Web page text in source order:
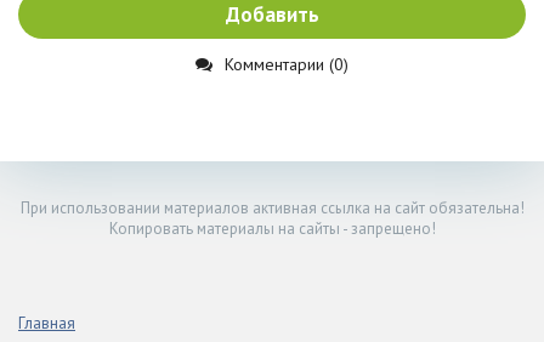
Добавить
Комментарии (0)
При использовании материалов активная ссылка на сайт обязательна!
Копировать материалы на сайты - запрещено!
Главная